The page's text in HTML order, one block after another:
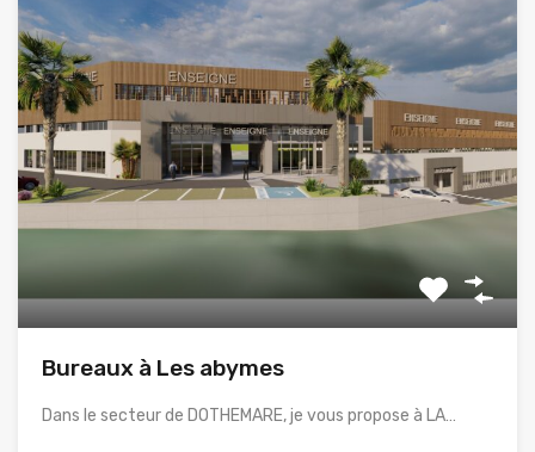
Bureaux à Les abymes
Dans le secteur de DOTHEMARE, je vous propose à LA…